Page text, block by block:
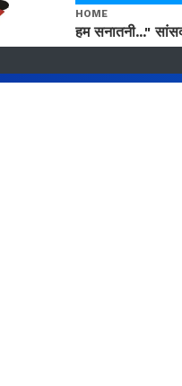
HOME